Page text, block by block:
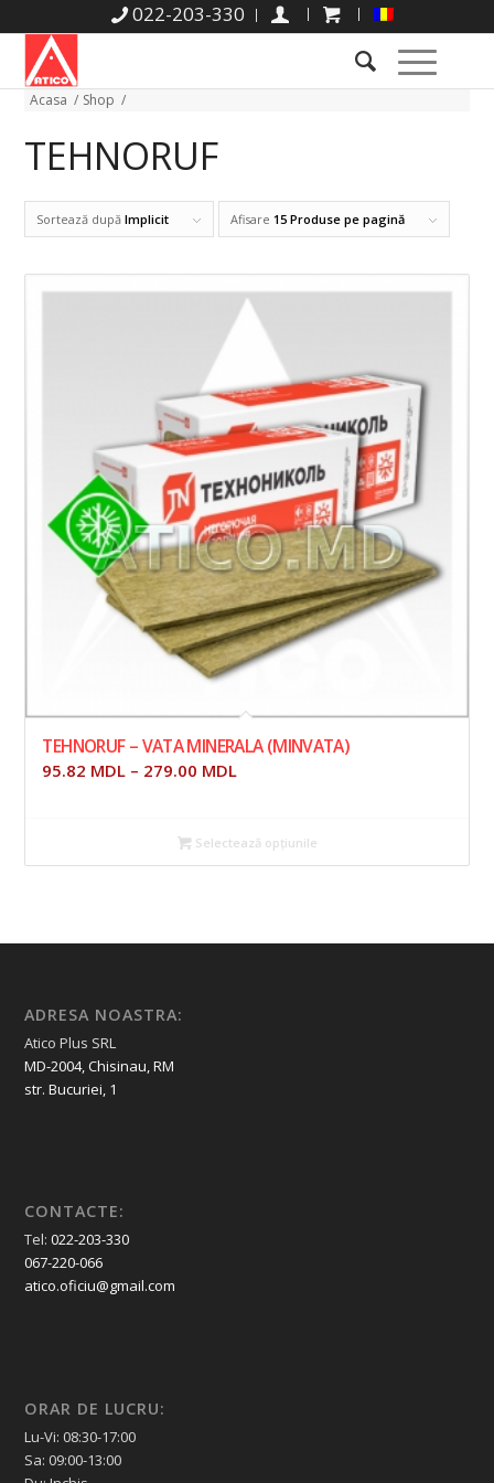
022-203-330
Acasa / Shop /
TEHNORUF
Sortează dupăImplicit Afisare15 Produse pe pagină
TEHNORUF – VATA MINERALA (MINVATA)
95.82 MDL – 279.00 MDL
Selectează opțiunile
ADRESA NOASTRA:
Atico Plus SRL
MD-2004, Chisinau, RM
str. Bucuriei, 1
CONTACTE:
Tel:022-203-330
067-220-066
atico.oficiu@gmail.com
ORAR DE LUCRU:
Lu-Vi: 08:30-17:00
Sa: 09:00-13:00